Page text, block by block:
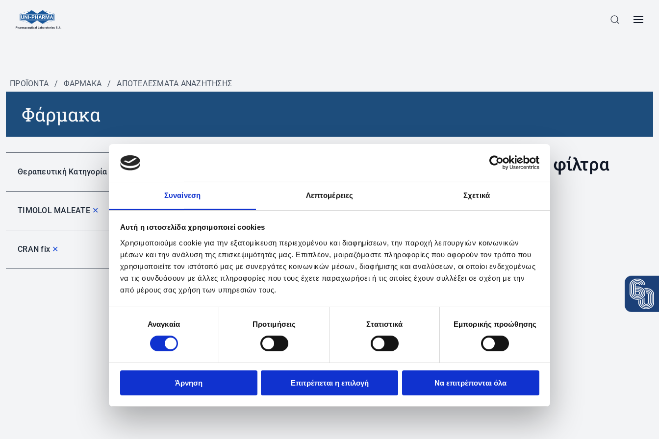
Συναίνεση Λεπτομέρειες Σχετικά
Αυτή η ιστοσελίδα χρησιμοποιεί cookies
Χρησιμοποιούμε cookie για την εξατομίκευση περιεχομένου και διαφημίσεων, την παροχή λειτουργιών κοινωνικών
μέσων και την ανάλυση της επισκεψιμότητάς μας. Επιπλέον, μοιραζόμαστε πληροφορίες που αφορούν τον τρόπο που
χρησιμοποιείτε τον ιστότοπό μας με συνεργάτες κοινωνικών μέσων, διαφήμισης και αναλύσεων, οι οποίοι ενδεχομένως
να τις συνδυάσουν με άλλες πληροφορίες που τους έχετε παραχωρήσει ή τις οποίες έχουν συλλέξει σε σχέση με την
από μέρους σας χρήση των υπηρεσιών τους.
συγκατάθεσηςΑναγκαία Προτιμήσεις Στατιστικά Εμπορικής προώθησης
Άρνηση Επιτρέπεται η επιλογή Να επιτρέπονται όλα
ΠΡΟΪΟΝΤΑ / ΦΆΡΜΑΚΑ / ΑΠΟΤΕΛΕΣΜΑΤΑ ΑΝΑΖΗΤΗΣΗΣ
Φάρμακα
Θεραπευτική Κατηγορία
TIMOLOL MALEATE ✕
CRAN fix ✕
Δεν βρέθηκαν προϊόντα με τα συγκεκριμένα φίλτρα